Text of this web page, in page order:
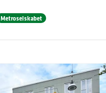
Metroselskabet